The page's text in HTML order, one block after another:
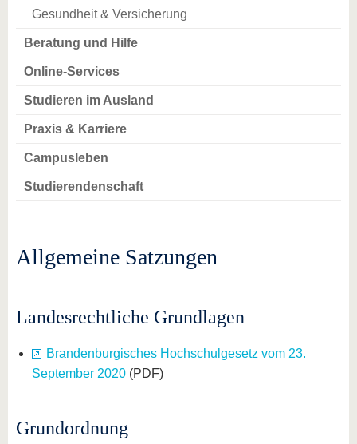
Gesundheit & Versicherung
Beratung und Hilfe
Online-Services
Studieren im Ausland
Praxis & Karriere
Campusleben
Studierendenschaft
Allgemeine Satzungen
Landesrechtliche Grundlagen
Brandenburgisches Hochschulgesetz vom 23.
September 2020 (PDF)
Grundordnung